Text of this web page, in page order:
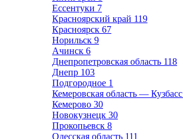
Ессентуки 7
Красноярский край 119
Красноярск 67
Норильск 9
Ачинск 6
Днепропетровская область 118
Днепр 103
Подгородное 1
Кемеровская область — Кузбасс
Кемерово 30
Новокузнецк 30
Прокопьевск 8
Одесская область 111